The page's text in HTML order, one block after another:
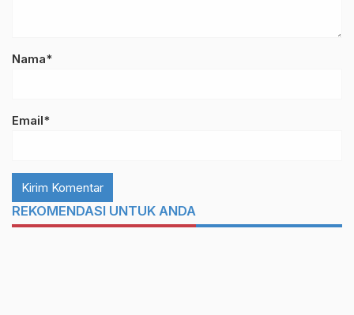
Nama*
Email*
REKOMENDASI UNTUK ANDA